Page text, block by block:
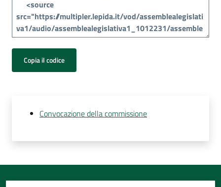
cittadini
Copia il codice
Convocazione della commissione